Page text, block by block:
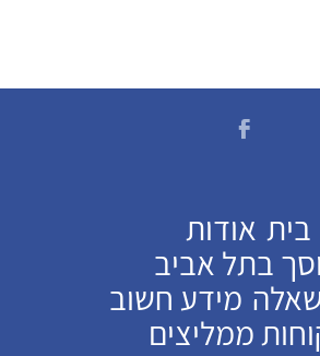
בית אודות
בתל אביב
מידע חשוב
ממליצים